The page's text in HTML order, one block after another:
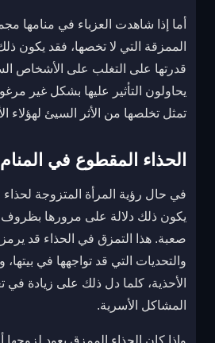
أما إذا شاهدت العزباء في منامها
الممزقة التي لا تخصها، فقد يكون ذلك
قدرتها على التغلب على الأشخاص
يحاولون التأثير عليها بشكل غير
تمثل تخلصها من الأثر السيئ لهؤلاء
الحذاء المقطوع في
في حال رؤية المرأة المتزوجة
يكون ذلك دلالة على مرورها
صعبة. هذا التمزق في الحذاء قد
والتحديات التي قد تواجهها في بيتها،
الأحذية، كلما دل ذلك على زيادة
المشاكل الأسرية.
وإذا كان الحذاء الممزق يعود لزوجها